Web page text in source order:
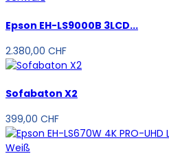
Epson EH-LS9000B 3LCD...
2.380,00 CHF
Sofabaton X2
399,00 CHF